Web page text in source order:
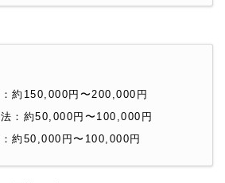
約150,000円〜200,000円
：約50,000円〜100,000円
約50,000円〜100,000円